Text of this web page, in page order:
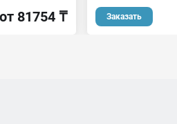
от 81754 ₸ Заказать